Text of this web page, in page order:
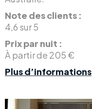
Note des clients :
4,6 sur 5
Prix par nuit :
À partir de 205 €
Plus d’informations